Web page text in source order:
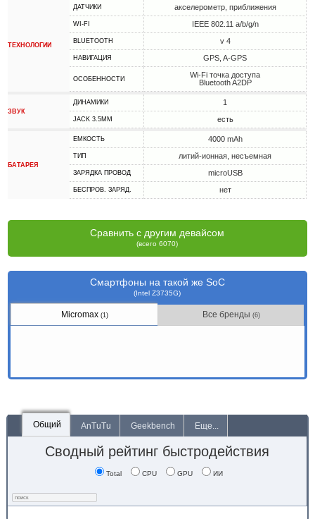
ТЕХНОЛОГИИ
ДАТЧИКИ акселерометр, приближения
WI-FI IEEE 802.11 a/b/g/n
BLUETOOTH v 4
НАВИГАЦИЯ GPS, A-GPS
ОСОБЕННОСТИ
Wi-Fi точка доступа
Bluetooth A2DP
ЗВУК
ДИНАМИКИ 1
JACK 3.5MM есть
БАТАРЕЯ
ЕМКОСТЬ 4000 mAh
ТИП литий-ионная, несъемная
ЗАРЯДКА ПРОВОД microUSB
БЕСПРОВ. ЗАРЯД. нет
Сравнить с другим девайсом
(всего 6070)
Смартфоны на такой же SoC
(Intel Z3735G)
Micromax (1) Все бренды (6)
Общий AnTuTu Geekbench Еще...
Сводный рейтинг быстродействия
Total CPU GPU ИИ